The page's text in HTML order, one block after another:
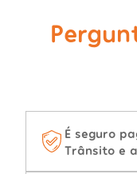
É seguro
Trânsito e